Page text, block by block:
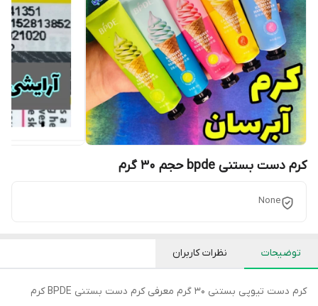
کرم دست بستنی bpde حجم 30 گرم
None
توضیحات نظرات کاربران
کرم دست تیوپی بستنی 30 گرم معرفی کرم دست بستنی BPDE کرم